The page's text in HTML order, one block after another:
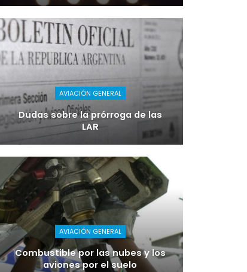
AVIACIÓN GENERAL
Dudas sobre la prórroga de las
LAR
AVIACIÓN GENERAL
Combustible por las nubes y los
aviones por el suelo